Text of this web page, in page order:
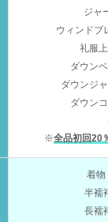
ジャ
ウィンドブ
礼服
ダウン
ダウンジ
ダウン
※全品初回20
着物
半襦
長襦